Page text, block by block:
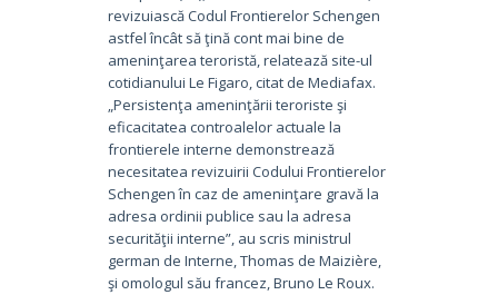
revizuiască Codul Frontierelor Schengen
astfel încât să ţină cont mai bine de
ameninţarea teroristă, relatează site-ul
cotidianului Le Figaro, citat de Mediafax.
„Persistenţa ameninţării teroriste şi
eficacitatea controalelor actuale la
frontierele interne demonstrează
necesitatea revizuirii Codului Frontierelor
Schengen în caz de ameninţare gravă la
adresa ordinii publice sau la adresa
securităţii interne”, au scris ministrul
german de Interne, Thomas de Maizière,
şi omologul său francez, Bruno Le Roux.